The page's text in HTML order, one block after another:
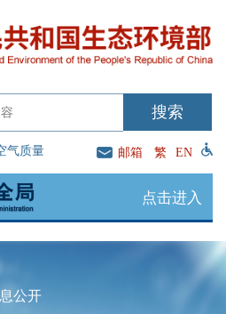
气质量 邮箱 繁 EN
点击进入
公开